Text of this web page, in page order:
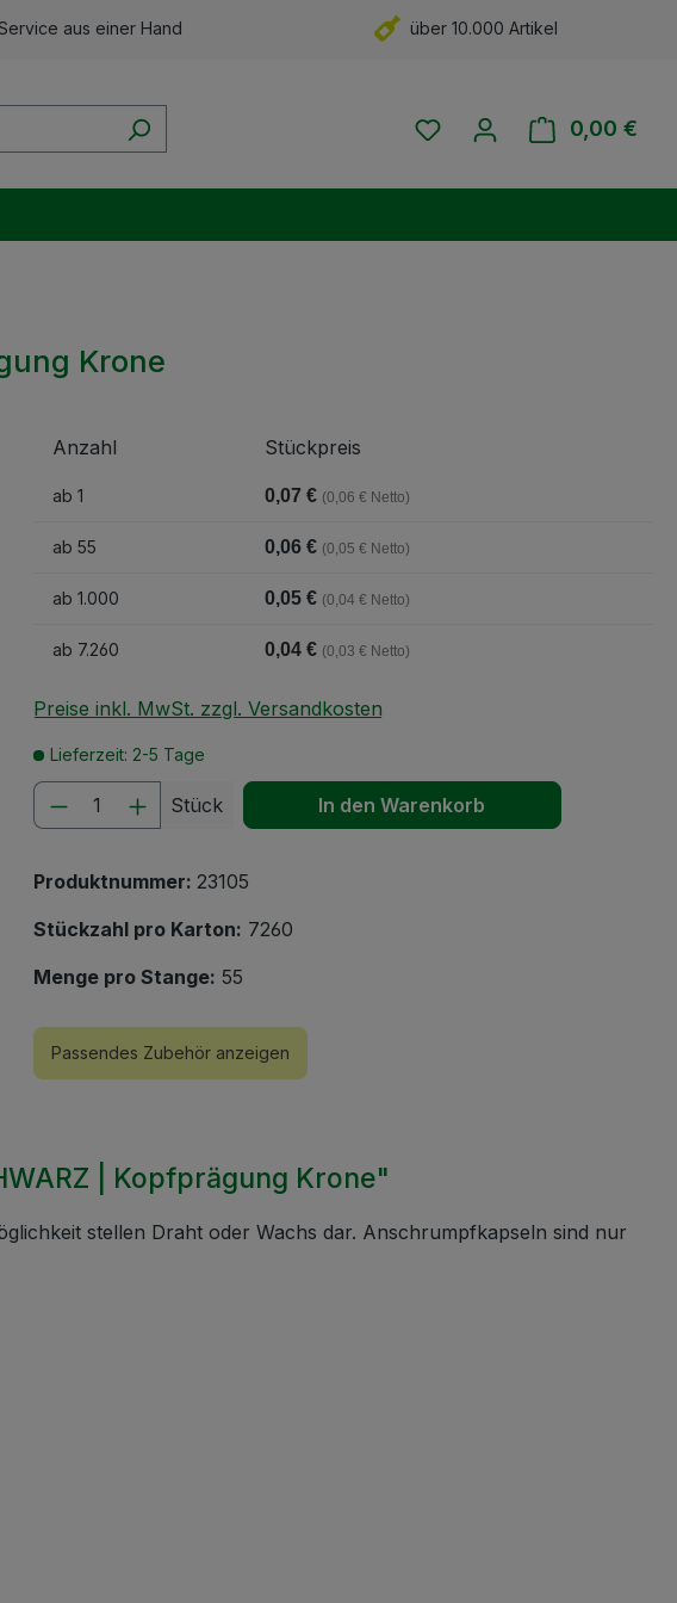
aus einer Hand über 10.000 Artikel
Du hast 0 Produkte auf
0,00 €
Krone
Anzahl Stückpreis
ab 1 0,07 € (0,06 € Netto)
ab 55 0,06 € (0,05 € Netto)
ab 1.000 0,05 € (0,04 € Netto)
ab 7.260 0,04 € (0,03 € Netto)
Preise inkl. MwSt. zzgl. Versandkosten
Lieferzeit: 2-5 Tage
Produkt Anzahl: Gib den gewünschten Wert
Stück In den Warenkorb
Produktnummer: 23105
Stückzahl pro Karton: 7260
Menge pro Stange: 55
Passendes Zubehör anzeigen
| Kopfprägung Krone"
stellen Draht oder Wachs dar. Anschrumpfkapseln sind nur